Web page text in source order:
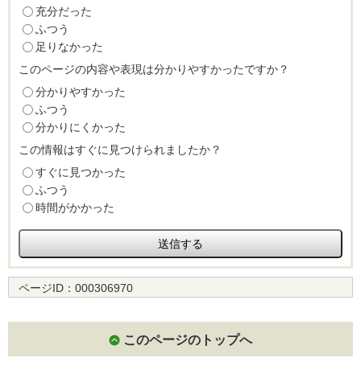
充分だった
ふつう
足りなかった
このページの内容や表現は分かりやすかったですか？
分かりやすかった
ふつう
分かりにくかった
この情報はすぐに見つけられましたか？
すぐに見つかった
ふつう
時間がかかった
ページID： 000306970
このページのトップへ